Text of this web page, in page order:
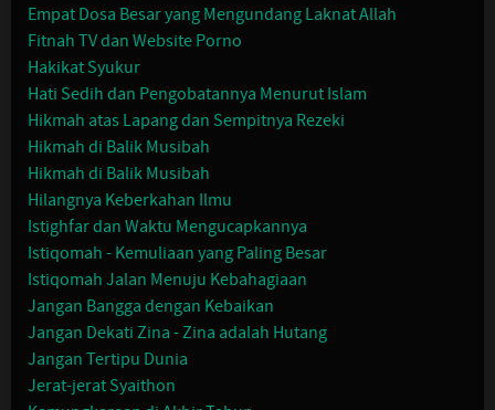
Empat Dosa Besar yang Mengundang Laknat Allah
Fitnah TV dan Website Porno
Hakikat Syukur
Hati Sedih dan Pengobatannya Menurut Islam
Hikmah atas Lapang dan Sempitnya Rezeki
Hikmah di Balik Musibah
Hikmah di Balik Musibah
Hilangnya Keberkahan Ilmu
Istighfar dan Waktu Mengucapkannya
Istiqomah - Kemuliaan yang Paling Besar
Istiqomah Jalan Menuju Kebahagiaan
Jangan Bangga dengan Kebaikan
Jangan Dekati Zina - Zina adalah Hutang
Jangan Tertipu Dunia
Jerat-jerat Syaithon